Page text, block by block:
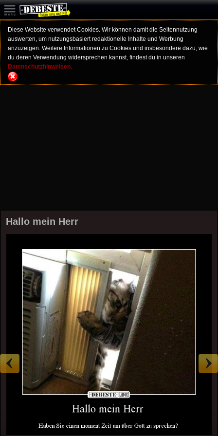
Diese Website verwendet Cookies. Wir können damit die Seitennutzung
auswerten, um nutzungsbasiert redaktionelle Inhalte und Werbung
anzuzeigen. Weitere Informationen zu Cookies und insbesondere dazu, wie
du deren Verwendung widersprechen kannst, findest du in unseren
Datenschutzhinweisen.
Hallo mein Herr